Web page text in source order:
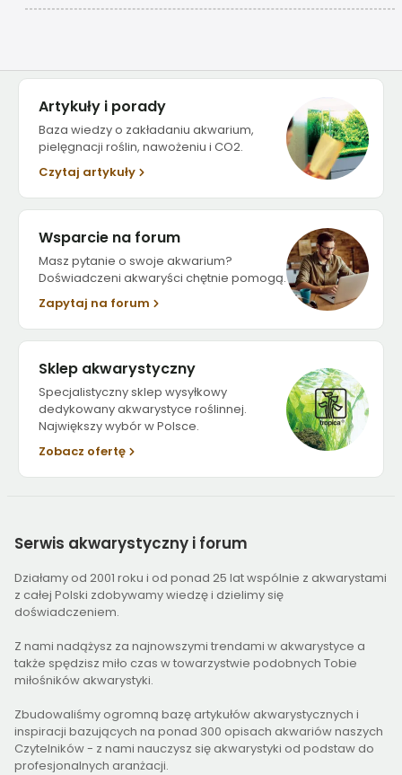
Artykuły i porady
Baza wiedzy o zakładaniu akwarium,
pielęgnacji roślin, nawożeniu i CO2.
Czytaj artykuły
Wsparcie na forum
Masz pytanie o swoje akwarium?
Doświadczeni akwaryści chętnie pomogą.
Zapytaj na forum
Sklep akwarystyczny
Specjalistyczny sklep wysyłkowy
dedykowany akwarystyce roślinnej.
Największy wybór w Polsce.
Zobacz ofertę
Serwis akwarystyczny i forum
Działamy od 2001 roku i od ponad 25 lat wspólnie z akwarystami
z całej Polski zdobywamy wiedzę i dzielimy się
doświadczeniem.
Z nami nadążysz za najnowszymi trendami w akwarystyce a
także spędzisz miło czas w towarzystwie podobnych Tobie
miłośników akwarystyki.
Zbudowaliśmy ogromną bazę artykułów akwarystycznych i
inspiracji bazujących na ponad 300 opisach akwariów naszych
Czytelników - z nami nauczysz się akwarystyki od podstaw do
profesjonalnych aranżacji.